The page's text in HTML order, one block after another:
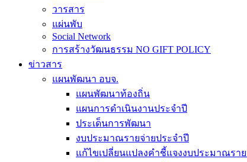
วารสาร
แผ่นพับ
Social Network
การสร้างวัฒนธรรม NO GIFT POLICY
ข่าวสาร
แผนพัฒนา อบจ.
แผนพัฒนาท้องถิ่น
แผนการดำเนินงานประจำปี
ประเด็นการพัฒนา
งบประมาณรายจ่ายประจำปี
แก้ไขเปลี่ยนแปลงคำชี้แจงงบประมาณรา